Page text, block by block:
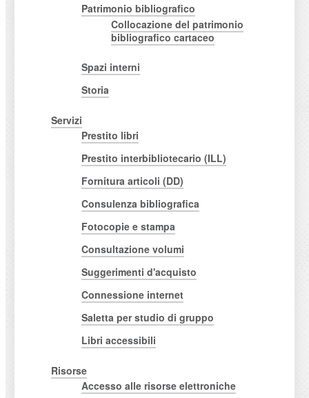
Patrimonio bibliografico
Collocazione del patrimonio
bibliografico cartaceo
Spazi interni
Storia
Servizi
Prestito libri
Prestito interbibliotecario (ILL)
Fornitura articoli (DD)
Consulenza bibliografica
Fotocopie e stampa
Consultazione volumi
Suggerimenti d'acquisto
Connessione internet
Saletta per studio di gruppo
Libri accessibili
Risorse
Accesso alle risorse elettroniche